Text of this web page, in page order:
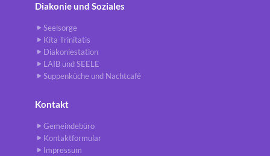
Diakonie und Soziales
Seelsorge
Kita Trinitatis
Diakoniestation
LAIB und SEELE
Suppenküche und Nachtcafé
Kontakt
Gemeindebüro
Kontaktformular
Impressum